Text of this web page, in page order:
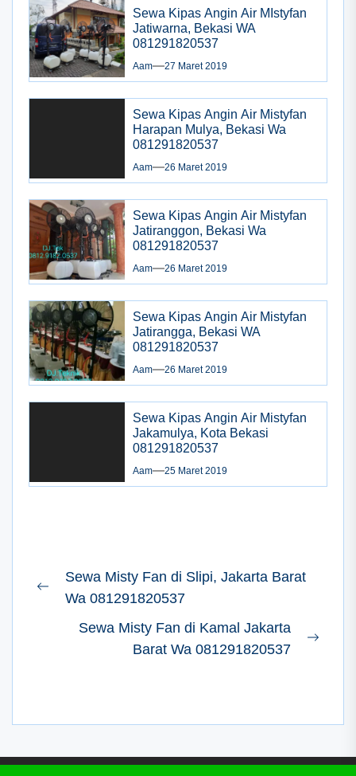
Sewa Kipas Angin Air MIstyfan
Jatiwarna, Bekasi WA
081291820537
Aam 27 Maret 2019
Sewa Kipas Angin Air Mistyfan
Harapan Mulya, Bekasi Wa
081291820537
Aam 26 Maret 2019
Sewa Kipas Angin Air Mistyfan
Jatiranggon, Bekasi Wa
081291820537
Aam 26 Maret 2019
Sewa Kipas Angin Air Mistyfan
Jatirangga, Bekasi WA
081291820537
Aam 26 Maret 2019
Sewa Kipas Angin Air Mistyfan
Jakamulya, Kota Bekasi
081291820537
Aam 25 Maret 2019
Navigasi
pos
Previous
Sewa Misty Fan di Slipi, Jakarta Barat
Wa 081291820537
Sewa Misty Fan di Kamal Jakarta
Barat Wa 081291820537